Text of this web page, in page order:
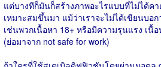
แต่บางทีก็มันก็สร้างภาพอะไรแบบที่ไม่ได้ค
เหมาะสมขึ้นมา แม้ว่าเราจะไม่ได้เขียนบอ
เช่นพวกเนื้อหา 18+ หรือมีความรุนแรง เนื้
(ย่อมาจาก not safe for work)